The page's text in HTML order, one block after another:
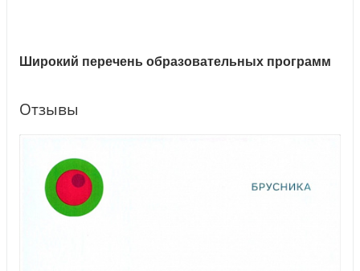
Широкий перечень образовательных программ
Отзывы